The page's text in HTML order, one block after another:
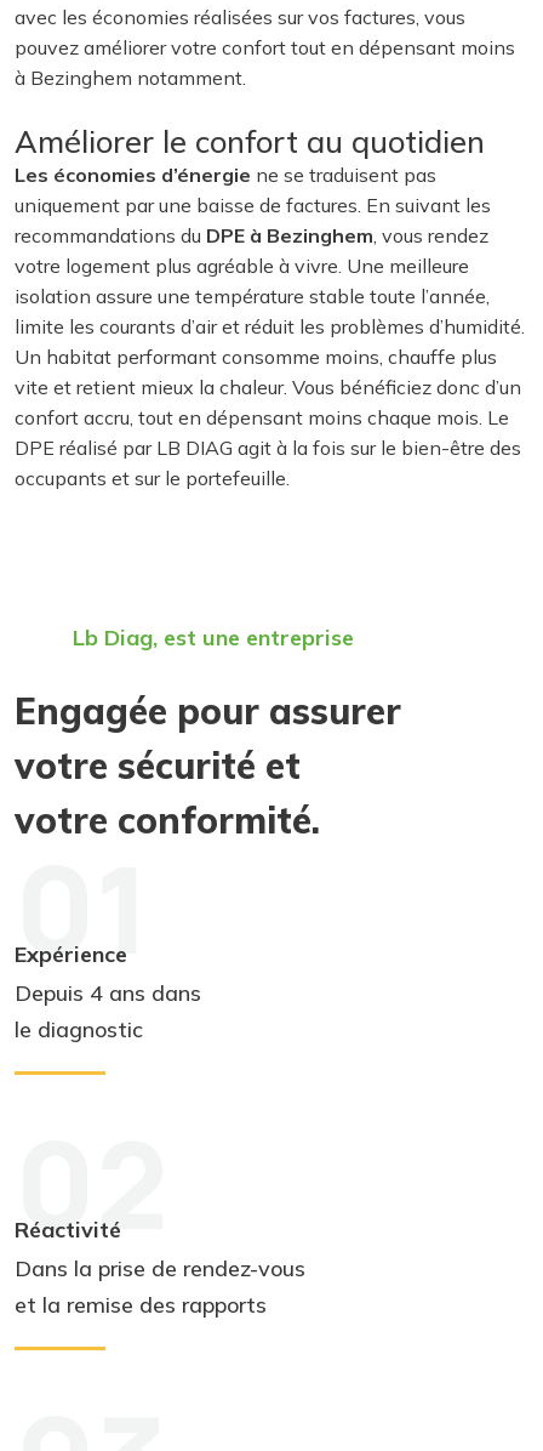
avec les économies réalisées sur vos factures, vous
pouvez améliorer votre confort tout en dépensant moins
à Bezinghem notamment.
Améliorer le confort au quotidien
Les économies d’énergie ne se traduisent pas
uniquement par une baisse de factures. En suivant les
recommandations du DPE à Bezinghem, vous rendez
votre logement plus agréable à vivre. Une meilleure
isolation assure une température stable toute l’année,
limite les courants d’air et réduit les problèmes d’humidité.
Un habitat performant consomme moins, chauffe plus
vite et retient mieux la chaleur. Vous bénéficiez donc d’un
confort accru, tout en dépensant moins chaque mois. Le
DPE réalisé par LB DIAG agit à la fois sur le bien-être des
occupants et sur le portefeuille.
Lb Diag, est une entreprise
Engagée pour assurer
votre sécurité et
votre conformité.
01
Expérience
Depuis 4 ans dans
le diagnostic
02
Réactivité
Dans la prise de rendez-vous
et la remise des rapports